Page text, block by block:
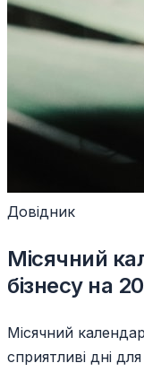
Довідник
Місячний
бізнесу на
Місячний
сприятливі дні